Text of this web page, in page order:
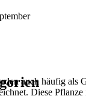
auch häufig als
Diese Pflanze